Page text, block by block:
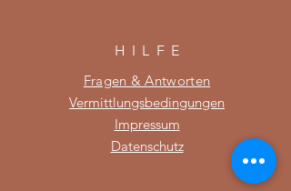
HILF E
Fragen & Antworten
Vermittlungsbedingungen
Impressum
Datenschutz